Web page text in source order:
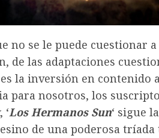
no se le puede cuestionar
de las adaptaciones
la inversión en contenido
para nosotros, los
, ‘Los Hermanos Sun‘ sigue
de una poderosa